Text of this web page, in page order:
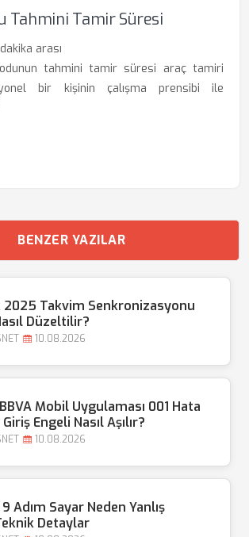
Tahmini Tamir Süresi
arası
tahmini tamir süresi araç tamiri
bir kişinin çalışma prensibi ile
BENZER YAZILAR
Takvim Senkronizasyonu
Düzeltilir?
10.08.2026
Mobil Uygulaması 001 Hata
Engeli Nasıl Aşılır?
10.08.2026
Adım Sayar Neden Yanlış
Detaylar